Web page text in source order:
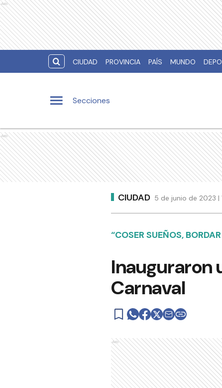
Ads
CIUDAD PROVINCIA PAÍS MUNDO
Secciones
Ads
CIUDAD 5 de junio de 2023 |
“COSER SUEÑOS,
Inauguraron
Carnaval
Ads